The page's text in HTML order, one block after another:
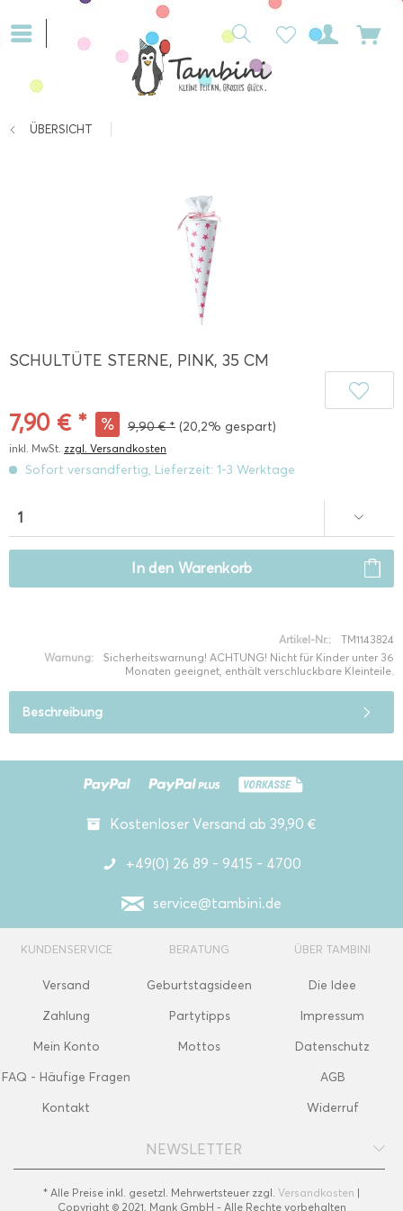
ÜBERSICHT
SCHULTÜTE STERNE, PINK, 35 CM
7,90 € * 9,90 € * (20,2% gespart)
inkl. MwSt. zzgl. Versandkosten
Sofort versandfertig, Lieferzeit: 1-3 Werktage
In den Warenkorb
Artikel-Nr.:
TM1143824
Warnung:
Sicherheitswarnung! ACHTUNG! Nicht für Kinder unter 36
Monaten geeignet, enthält verschluckbare Kleinteile.
Beschreibung
Kostenloser Versand ab 39,90 €
+49(0) 26 89 - 9415 - 4700
service@tambini.de
KUNDENSERVICE
Versand
Zahlung
Mein Konto
FAQ - Häufige Fragen
Kontakt
BERATUNG
Geburtstagsideen
Partytipps
Mottos
ÜBER TAMBINI
Die Idee
Impressum
Datenschutz
AGB
Widerruf
NEWSLETTER
* Alle Preise inkl. gesetzl. Mehrwertsteuer zzgl. Versandkosten |
Copyright © 2021, Mank GmbH - Alle Rechte vorbehalten